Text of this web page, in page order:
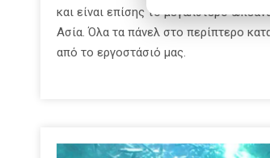
και είναι επίσης το μεγαλύτερο
Ασία. Όλα τα πάνελ στο περίπτερο
από το εργοστάσιό μας.